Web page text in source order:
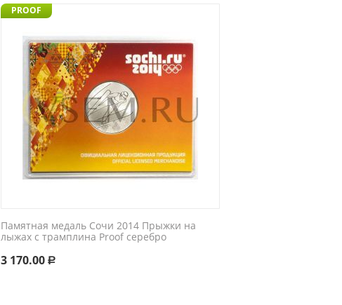
PROOF
Памятная медаль Сочи 2014 Прыжки на
лыжах с трамплина Proof серебро
3 170.00 Р